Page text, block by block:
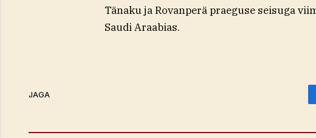
Tänaku ja Rovanperä praeguse seisuga
Saudi Araabias.
JAGA